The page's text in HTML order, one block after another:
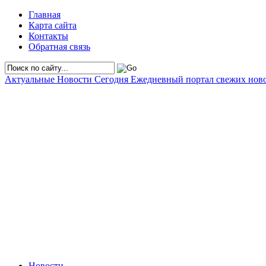
Главная
Карта сайта
Контакты
Обратная связь
Актуальные Новости Сегодня Ежедневный портал свежих